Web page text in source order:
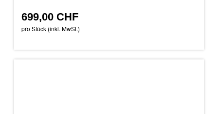
699,00 CHF
pro Stück (inkl. MwSt.)